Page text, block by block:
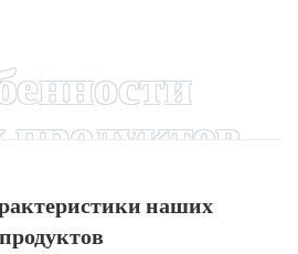
наших
продуктов